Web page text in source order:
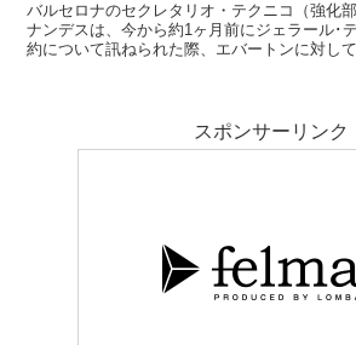
バルセロナのセクレタリオ・テクニコ（強化
ナンデスは、今から約1ヶ月前にジェラール･
約について訊ねられた際、エバートンに対し
（1,200万ユーロ）を行使する考えを公言し
ないらしく。昨日、U-21スペイン代表の会見
テロは、“以前は将来について考えすぎたので
スポンサーリンク